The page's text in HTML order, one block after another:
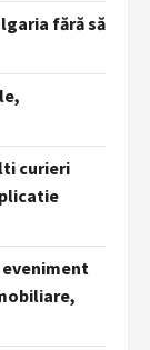
fără să
curieri
eveniment